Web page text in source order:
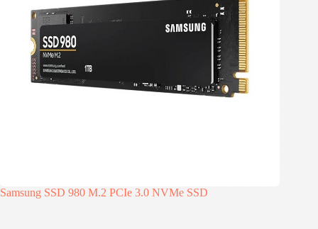
Samsung SSD 980 M.2 PCIe 3.0 NVMe SSD